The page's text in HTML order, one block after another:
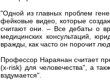
"Одной из главных проблем
фейковые видео, которые
считают они. – Все дебаты о
медицинских консультаций,
вражды, как часто он порочит
Профессор Нараянан считает
(x-risk) для человечества", а
вздумается".